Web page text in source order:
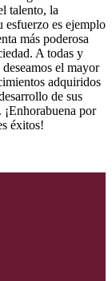
talento, la
es ejemplo
más poderosa
A todas y
el mayor
adquiridos
de sus
por
éxitos!